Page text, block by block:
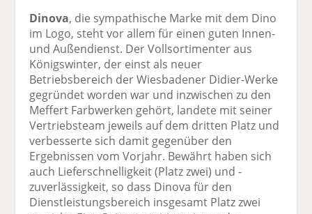
Dinova, die sympathische Marke mit dem Dino
im Logo, steht vor allem für einen guten Innen-
und Außendienst. Der Vollsortimenter aus
Königswinter, der einst als neuer
Betriebsbereich der Wiesbadener Didier-Werke
gegründet worden war und inzwischen zu den
Meffert Farbwerken gehört, landete mit seiner
Vertriebsteam jeweils auf dem dritten Platz und
verbesserte sich damit gegenüber den
Ergebnissen vom Vorjahr. Bewährt haben sich
auch Lieferschnelligkeit (Platz zwei) und -
zuverlässigkeit, so dass Dinova für den
Dienstleistungsbereich insgesamt Platz zwei